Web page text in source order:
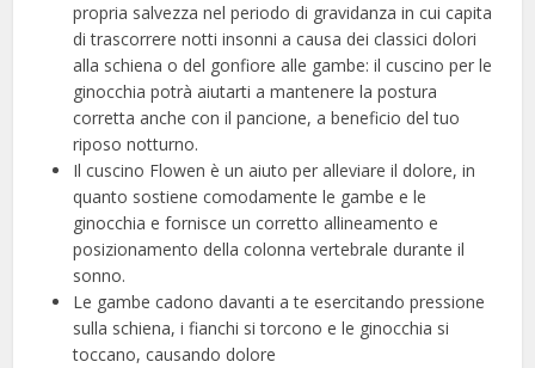
propria salvezza nel periodo di gravidanza in cui capita
di trascorrere notti insonni a causa dei classici dolori
alla schiena o del gonfiore alle gambe: il cuscino per le
ginocchia potrà aiutarti a mantenere la postura
corretta anche con il pancione, a beneficio del tuo
riposo notturno.
Il cuscino Flowen è un aiuto per alleviare il dolore, in
quanto sostiene comodamente le gambe e le
ginocchia e fornisce un corretto allineamento e
posizionamento della colonna vertebrale durante il
sonno.
Le gambe cadono davanti a te esercitando pressione
sulla schiena, i fianchi si torcono e le ginocchia si
toccano, causando dolore